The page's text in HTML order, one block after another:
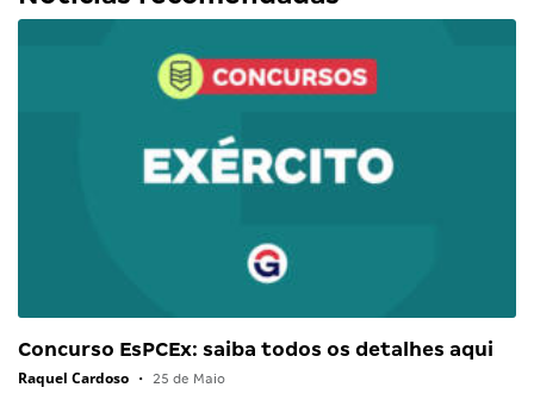
Concurso EsPCEx: saiba todos os detalhes aqui
Raquel Cardoso • 25 de Maio